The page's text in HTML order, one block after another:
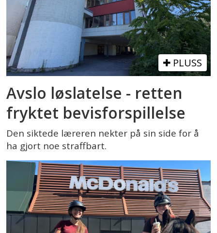
PLUSS
Avslo løslatelse - retten
fryktet bevisforspillelse
Den siktede læreren nekter på sin side for å
ha gjort noe straffbart.